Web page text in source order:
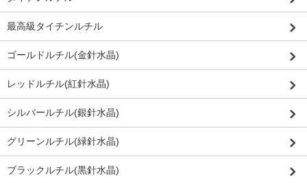
最高級タイチンルチル
ゴールドルチル(金針水晶)
レッドルチル(紅針水晶)
シルバールチル(銀針水晶)
グリーンルチル(緑針水晶)
ブラックルチル(黒針水晶)